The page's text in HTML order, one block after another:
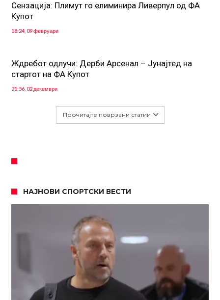
Сензација: Плимут го елиминира Ливерпул од ФА
Купот
18:24, 09 февруари
Ждребот одлучи: Дерби Арсенал – Јунајтед на
стартот на ФА Купот
21:56, 02 декември
Прочитајте поврзани статии
НАЈНОВИ СПОРТСКИ ВЕСТИ